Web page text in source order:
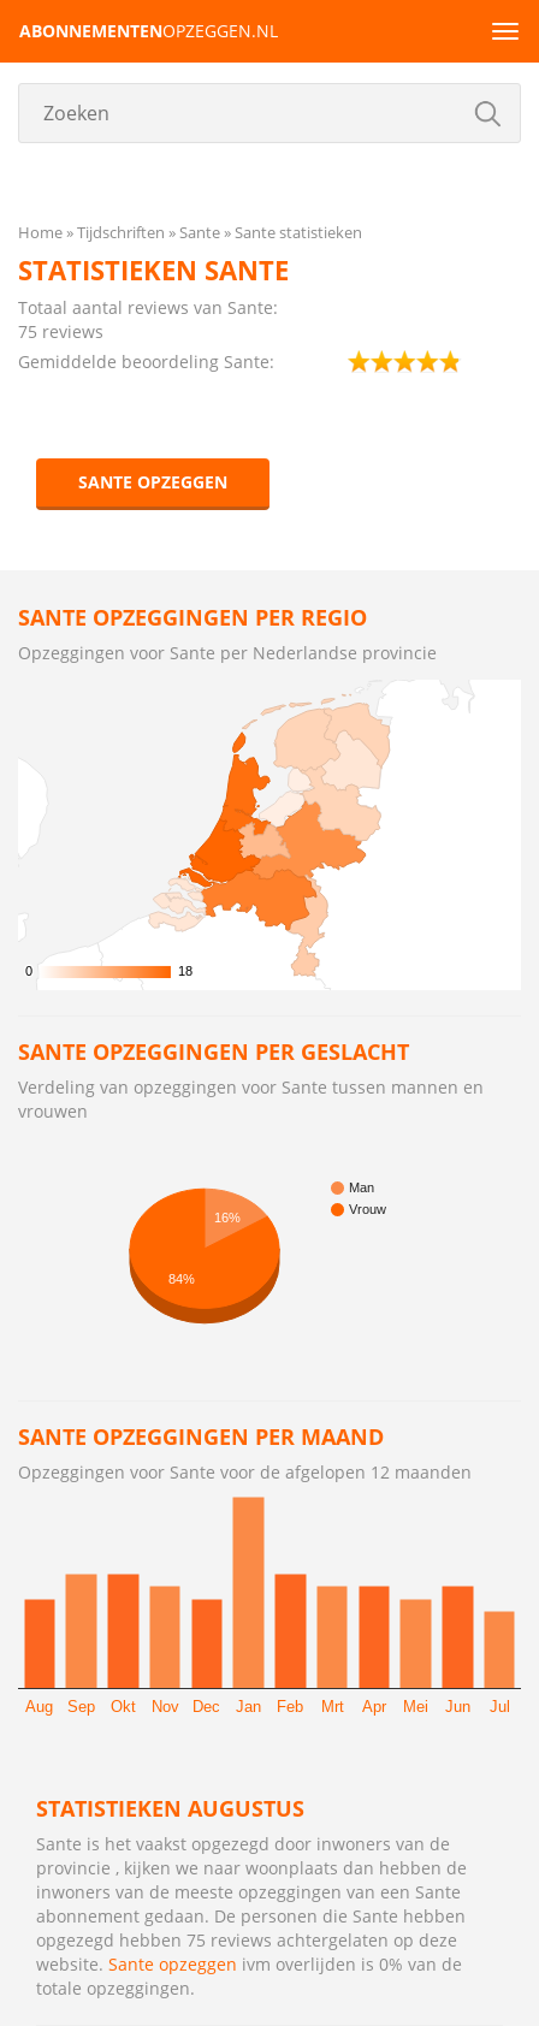
ABONNEMENTENOPZEGGEN.NL
Home Tijdschriften Sante Sante statistieken
STATISTIEKEN SANTE
Totaal aantal reviews van Sante:
75 reviews
Gemiddelde beoordeling Sante:
SANTE OPZEGGEN
SANTE OPZEGGINGEN PER REGIO
Opzeggingen voor Sante per Nederlandse provincie
0
0 18
18
SANTE OPZEGGINGEN PER GESLACHT
Verdeling van opzeggingen voor Sante tussen mannen en
vrouwen
Man
Vrouw
16%
84%
SANTE OPZEGGINGEN PER MAAND
Opzeggingen voor Sante voor de afgelopen 12 maanden
Aug Sep Okt Nov Dec Jan Feb Mrt Apr Mei Jun Jul
STATISTIEKEN AUGUSTUS
Sante is het vaakst opgezegd door inwoners van de
provincie , kijken we naar woonplaats dan hebben de
inwoners van de meeste opzeggingen van een Sante
abonnement gedaan. De personen die Sante hebben
opgezegd hebben 75 reviews achtergelaten op deze
website. Sante opzeggen ivm overlijden is 0% van de
totale opzeggingen.